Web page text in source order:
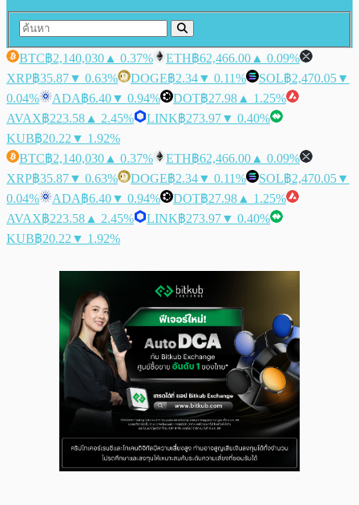
BTC฿2,140,030 ▲ 0.37% ETH฿62,466.00 ▲ 0.09%
XRP฿35.87▼ 0.63% DOGE฿2.34▼ 0.11% SOL฿2,470.05▼
0.04%
ADA฿6.40▼ 0.94% DOT฿27.98 ▲ 1.25%
AVAX฿223.58 ▲ 2.45% LINK฿273.97▼ 0.40%
KUB฿20.22 ▼ 1.92%
BTC฿2,140,030 ▲ 0.37% ETH฿62,466.00 ▲ 0.09%
XRP฿35.87▼ 0.63% DOGE฿2.34▼ 0.11% SOL฿2,470.05▼
0.04%
ADA฿6.40▼ 0.94% DOT฿27.98 ▲ 1.25%
AVAX฿223.58 ▲ 2.45% LINK฿273.97▼ 0.40%
KUB฿20.22 ▼ 1.92%